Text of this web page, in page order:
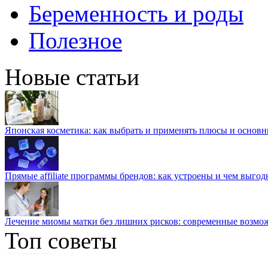
Беременность и роды
Полезное
Новые статьи
Японская косметика: как выбрать и применять плюсы и
Прямые affiliate программы брендов: как устроены и чем
Лечение миомы матки без лишних рисков: современные
Топ советы